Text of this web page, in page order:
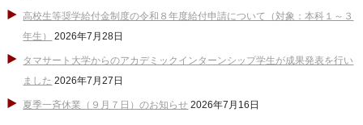
高校生等奨学給付金制度の令和８年度給付申請について（対象：本科１～３
年生）
2026年7月28日
タマサート大学からのアカデミックインターンシップ学生が成果発表を行い
ました 2026年7月27日
夏季一斉休業（９月７日）のお知らせ 2026年7月16日